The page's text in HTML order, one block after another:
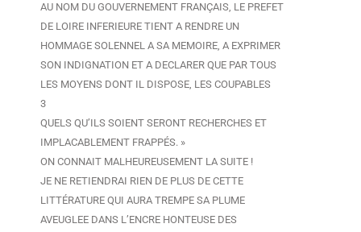
AU NOM DU GOUVERNEMENT FRANÇAIS, LE PREFET
DE LOIRE INFERIEURE TIENT A RENDRE UN
HOMMAGE SOLENNEL A SA MEMOIRE, A EXPRIMER
SON INDIGNATION ET A DECLARER QUE PAR TOUS
LES MOYENS DONT IL DISPOSE, LES COUPABLES
3
QUELS QU’ILS SOIENT SERONT RECHERCHES ET
IMPLACABLEMENT FRAPPÉS. »
ON CONNAIT MALHEUREUSEMENT LA SUITE !
JE NE RETIENDRAI RIEN DE PLUS DE CETTE
LITTÉRATURE QUI AURA TREMPE SA PLUME
AVEUGLEE DANS L’ENCRE HONTEUSE DES